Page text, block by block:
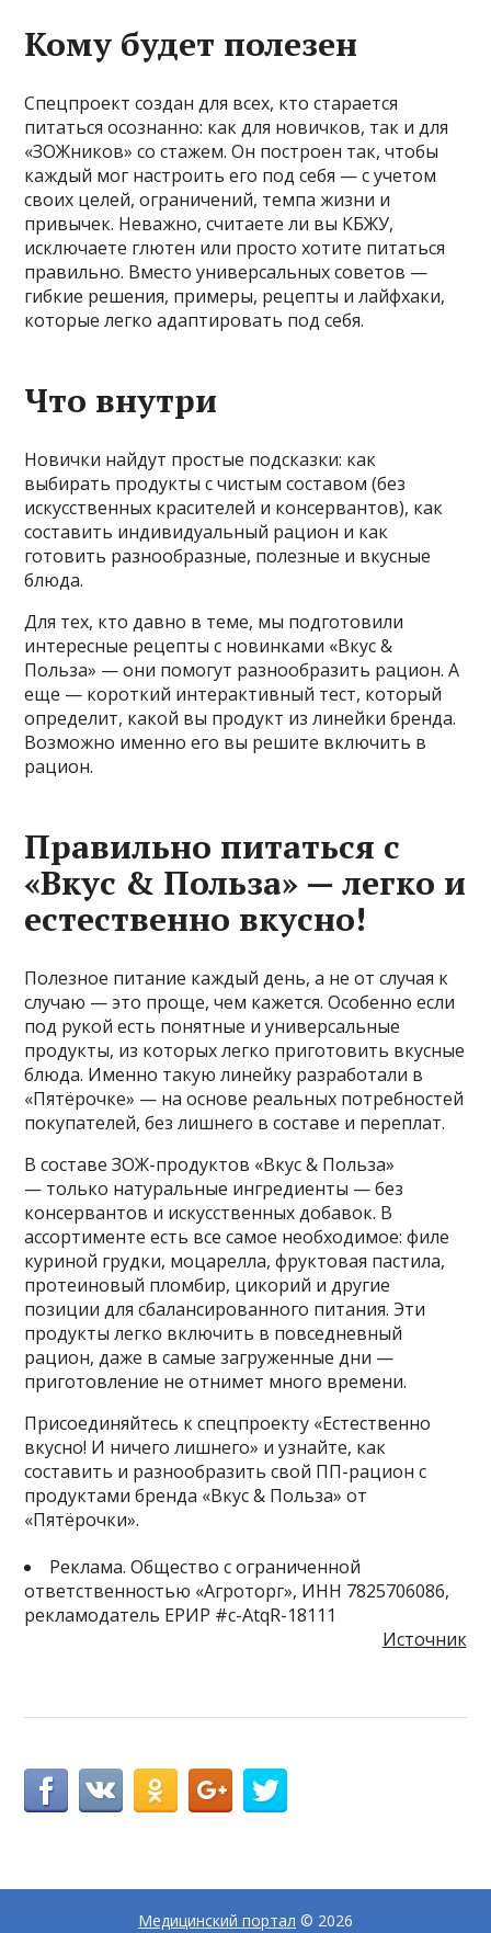
Кому будет полезен
Спецпроект создан для всех, кто старается
питаться осознанно: как для новичков, так и для
«ЗОЖников» со стажем. Он построен так, чтобы
каждый мог настроить его под себя — с учетом
своих целей, ограничений, темпа жизни и
привычек. Неважно, считаете ли вы КБЖУ,
исключаете глютен или просто хотите питаться
правильно. Вместо универсальных советов —
гибкие решения, примеры, рецепты и лайфхаки,
которые легко адаптировать под себя.
Что внутри
Новички найдут простые подсказки: как
выбирать продукты с чистым составом (без
искусственных красителей и консервантов), как
составить индивидуальный рацион и как
готовить разнообразные, полезные и вкусные
блюда.
Для тех, кто давно в теме, мы подготовили
интересные рецепты с новинками «Вкус &
Польза» — они помогут разнообразить рацион. А
еще — короткий интерактивный тест, который
определит, какой вы продукт из линейки бренда.
Возможно именно его вы решите включить в
рацион.
Правильно питаться с
«Вкус & Польза» — легко и
естественно вкусно!
Полезное питание каждый день, а не от случая к
случаю — это проще, чем кажется. Особенно если
под рукой есть понятные и универсальные
продукты, из которых легко приготовить вкусные
блюда. Именно такую линейку разработали в
«Пятёрочке» — на основе реальных потребностей
покупателей, без лишнего в составе и переплат.
В составе ЗОЖ-продуктов «Вкус & Польза»
— только натуральные ингредиенты — без
консервантов и искусственных добавок. В
ассортименте есть все самое необходимое: филе
куриной грудки, моцарелла, фруктовая пастила,
протеиновый пломбир, цикорий и другие
позиции для сбалансированного питания. Эти
продукты легко включить в повседневный
рацион, даже в самые загруженные дни —
приготовление не отнимет много времени.
Присоединяйтесь к спецпроекту «Естественно
вкусно! И ничего лишнего» и узнайте, как
составить и разнообразить свой ПП-рацион с
продуктами бренда «Вкус & Польза» от
«Пятёрочки».
Реклама. Общество с ограниченной
ответственностью «Агроторг», ИНН 7825706086,
рекламодатель ЕРИР #c-AtqR-18111
Источник
Медицинский портал © 2026